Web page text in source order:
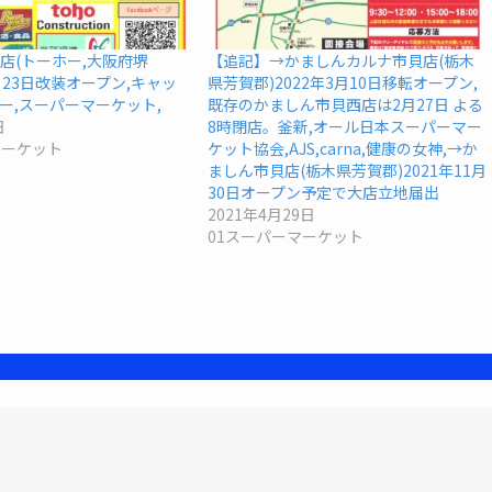
(トーホー,大阪府堺
日改装オープン,キャッ
,スーパーマーケット,
ケット
【追記】→かましんカルナ市貝店(栃木
県芳賀郡)2022年3月10日移転オープン,
既存のかましん市貝西店は2月27日 よる
8時閉店。釜新,オール日本スーパーマー
ケット協会,AJS,carna,健康の女神,→か
ましん市貝店(栃木県芳賀郡)2021年11月
30日オープン予定で大店立地届出
2021年4月29日
01スーパーマーケット